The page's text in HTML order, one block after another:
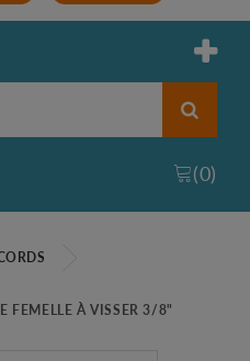
(0)
FEMELLE À VISSER 3/8"